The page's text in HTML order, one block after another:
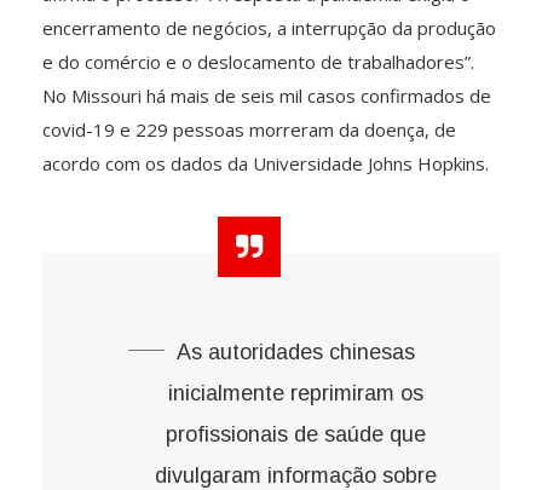
encerramento de negócios, a interrupção da produção
e do comércio e o deslocamento de trabalhadores”.
No Missouri há mais de seis mil casos confirmados de
covid-19 e 229 pessoas morreram da doença, de
acordo com os dados da Universidade Johns Hopkins.
As autoridades chinesas
inicialmente reprimiram os
profissionais de saúde que
divulgaram informação sobre